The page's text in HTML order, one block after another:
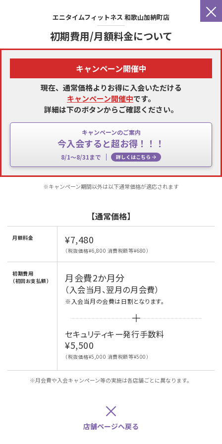
×
エニタイムフィットネス 和歌山加納町店
初期費用/月額料金について
キャンペーン開催中
現在、通常価格よりお得に入会いただける
キャンペーン開催中です。
詳細は下のボタンからご確認ください。
キャンペーンのご案内
今入会すると超お得！！！
8/1～8/31まで 詳しくはこちら
※キャンペーン期間以外は以下通常価格が適応されます
【通常価格】
月額料金 ¥7,480
（税抜価格¥6,800 消費税額等¥680）
初期費用
（初回お支払額）
月会費2か月分
（入会当月、翌月の月会費）
※入会当月の会費は日割となります。
セキュリティキー発行手数料
¥5,500
（税抜価格¥5,000 消費税額等¥500）
※月会費や入会キャンペーン等の実施は各店舗ごとに異なります。
×
店舗ページへ戻る